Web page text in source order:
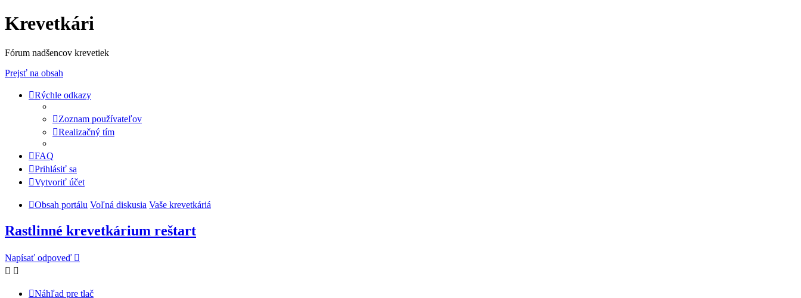
Krevetkári
Fórum nadšencov krevetiek
Prejsť na obsah
Rýchle odkazy
Zoznam používateľov
Realizačný tím
FAQ
Prihlásiť sa
Vytvoriť účet
Obsah portálu Voľná diskusia Vaše krevetkáriá
Rastlinné krevetkárium reštart
Napísať odpoveď
Náhľad pre tlač